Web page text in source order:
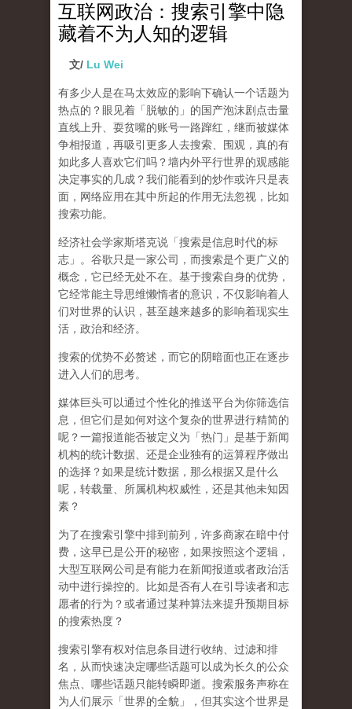
互联网政治：搜索引擎中隐
藏着不为人知的逻辑
文/ Lu Wei
有多少人是在马太效应的影响下确认一个话题为
热点的？眼见着「脱敏的」的国产泡沫剧点击量
直线上升、耍贫嘴的账号一路蹿红，继而被媒体
争相报道，再吸引更多人去搜索、围观，真的有
如此多人喜欢它们吗？墙内外平行世界的观感能
决定事实的几成？我们能看到的炒作或许只是表
面，网络应用在其中所起的作用无法忽视，比如
搜索功能。
经济社会学家斯塔克说「搜索是信息时代的标
志」。谷歌只是一家公司，而搜索是个更广义的
概念，它已经无处不在。基于搜索自身的优势，
它经常能主导思维懒惰者的意识，不仅影响着人
们对世界的认识， 甚至越来越多的影响着现实生
活，政治和经济。
搜索的优势不必赘述，而它的阴暗面也正在逐步
进入人们的思考。
媒体巨头可以通过个性化的推送平台为你筛选信
息，但它们是如何对这个复杂的世界进行精简的
呢？一篇报道能否被定义为「热门」是基于新闻
机构的统计数据、还是企业独有的运算程序做出
的选择？如果是统计数据，那么根据又是什么
呢，转载量、所属机构权威性，还是其他未知因
素？
为了在搜索引擎中排到前列，许多商家在暗中付
费，这早已是公开的秘密，如果按照这个逻辑，
大型互联网公司是有能力在新闻报道或者政治活
动中进行操控的。比如是否有人在引导读者和志
愿者的行为？或者通过某种算法来提升预期目标
的搜索热度？
搜索引擎有权对信息条目进行收纳、过滤和排
名，从而快速决定哪些话题可以成为长久的公众
焦点、哪些话题只能转瞬即逝。搜索服务声称在
为人们展示「世界的全貌」，但其实这个世界是